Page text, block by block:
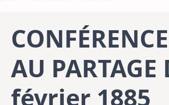
AU PARTAGE
février 1885